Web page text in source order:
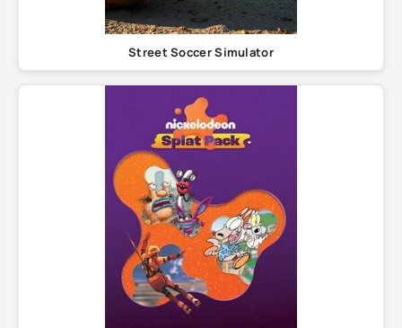
Street Soccer Simulator